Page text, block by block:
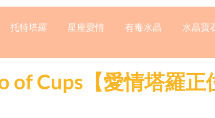
托特塔羅 星座愛情 有毒水晶 水晶寶
of Cups【愛情塔羅正